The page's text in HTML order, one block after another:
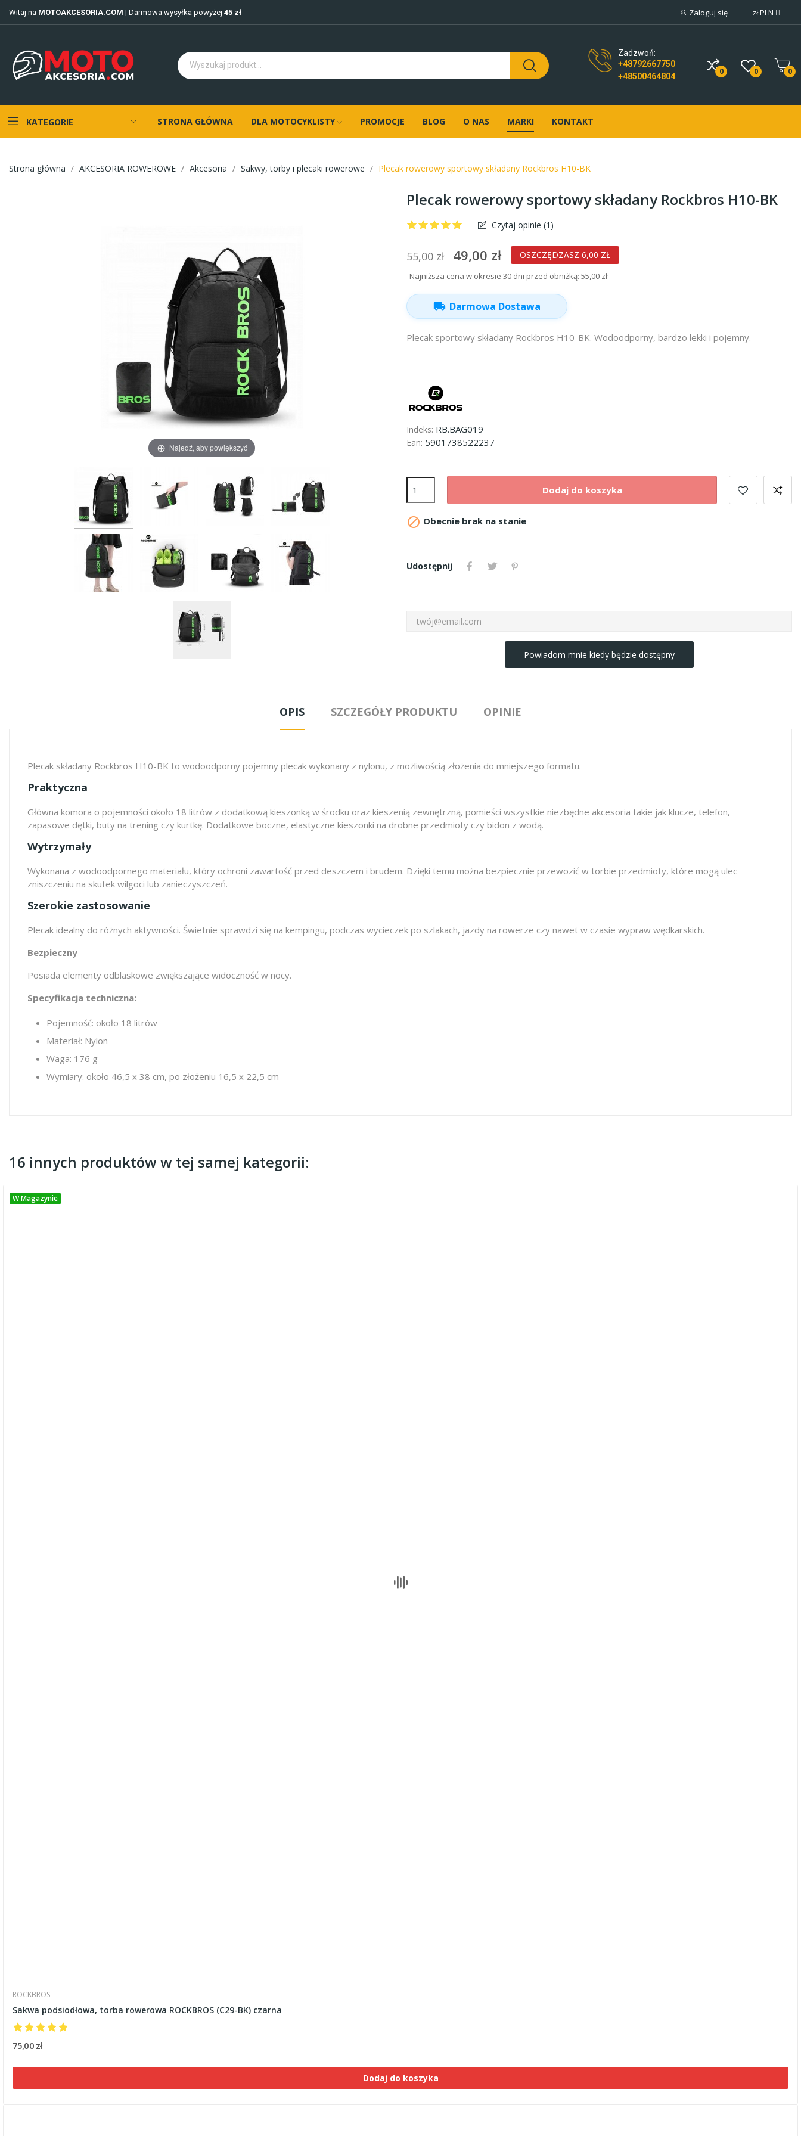
Witaj na MOTOAKCESORIA.COM | Darmowa wysyłka powyżej 45 zł Zaloguj się złPLN
Zadzwoń:
+48792667750
+48500464804
0 0 0
KATEGORIE STRONA GŁÓWNA DLA MOTOCYKLISTY PROMOCJE BLOG O NAS MARKI KONTAKT
Strona główna AKCESORIA ROWEROWE Akcesoria Sakwy, torby i plecaki rowerowe Plecak rowerowy sportowy składany Rockbros H10-BK
Najedź, aby powiększyć
Plecak rowerowy sportowy składany Rockbros H10-BK
Czytaj opinie (1 )
55,00 zł 49,00 zł OSZCZĘDZASZ 6,00 ZŁ
Najniższa cena w okresie 30 dni przed obniżką: 55,00 zł
local_shipping Darmowa Dostawa
Plecak sportowy składany Rockbros H10-BK. Wodoodporny, bardzo lekki i pojemny.
Indeks: RB.BAG019
Ean: 5901738522237
Dodaj do koszyka
 Obecnie brak na stanie
Udostępnij
Powiadom mnie kiedy będzie dostępny
OPIS SZCZEGÓŁY PRODUKTU OPINIE
Plecak składany Rockbros H10-BK to wodoodporny pojemny plecak wykonany z nylonu, z możliwością złożenia do mniejszego formatu.
Praktyczna
Główna komora o pojemności około 18 litrów z dodatkową kieszonką w środku oraz kieszenią zewnętrzną, pomieści wszystkie niezbędne akcesoria takie jak klucze, telefon,
zapasowe dętki, buty na trening czy kurtkę. Dodatkowe boczne, elastyczne kieszonki na drobne przedmioty czy bidon z wodą.
Wytrzymały
Wykonana z wodoodpornego materiału, który ochroni zawartość przed deszczem i brudem. Dzięki temu można bezpiecznie przewozić w torbie przedmioty, które mogą ulec
zniszczeniu na skutek wilgoci lub zanieczyszczeń.
Szerokie zastosowanie
Plecak idealny do różnych aktywności. Świetnie sprawdzi się na kempingu, podczas wycieczek po szlakach, jazdy na rowerze czy nawet w czasie wypraw wędkarskich.
Bezpieczny
Posiada elementy odblaskowe zwiększające widoczność w nocy.
Specyfikacja techniczna:
Pojemność: około 18 litrów
Materiał: Nylon
Waga: 176 g
Wymiary: około 46,5 x 38 cm, po złożeniu 16,5 x 22,5 cm
16 innych produktów w tej samej kategorii:
W Magazynie
ROCKBROS
Sakwa podsiodłowa, torba rowerowa ROCKBROS (C29-BK) czarna
75,00 zł
Dodaj do koszyka